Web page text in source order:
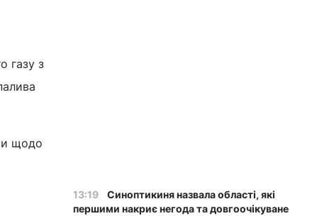
газу з
щодо
13:19
Синоптикиня назвала області, які
першими накриє негода та довгоочікуване